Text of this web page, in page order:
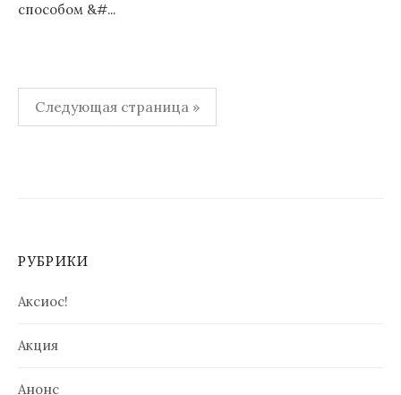
способом &#...
Навигация
по
Следующая страница »
РУБРИКИ
Аксиос!
Акция
Анонс